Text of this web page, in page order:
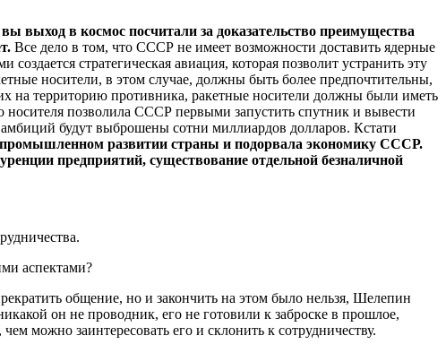
в космос посчитали за доказательство преимущества
Все дело в том, что СССР не имеет возможности доставить ядерные
стратегическая авиация, которая позволит устранить эту
носители, в этом случае, должны быть более предпочтительны,
на территорию противника, ракетные носители должны были иметь
позволила СССР первыми запустить спутник и вывести
будут выброшены сотни миллиардов долларов. Кстати
промышленном развитии страны и подорвала экономику СССР.
предприятий, существование отдельной безналичной
аспектами?
общение, но и закончить на этом было нельзя, Шелепин
он не проводник, его не готовили к заброске в прошлое,
можно заинтересовать его и склонить к сотрудничеству.